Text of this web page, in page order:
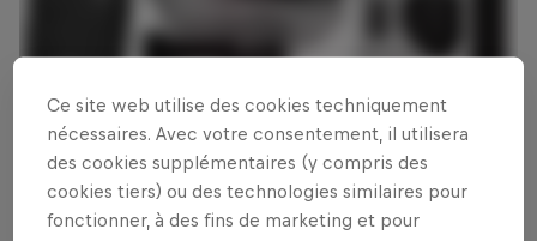
Ceci peut aussi vous intéresser
Ce site web utilise des cookies techniquement
nécessaires. Avec votre consentement, il utilisera
des cookies supplémentaires (y compris des
cookies tiers) ou des technologies similaires pour
fonctionner, à des fins de marketing et pour